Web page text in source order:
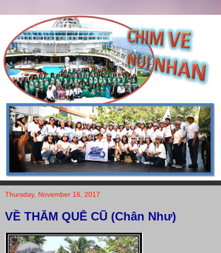
Thursday, November 16, 2017
VỀ THĂM QUÊ CŨ (Chân Như)